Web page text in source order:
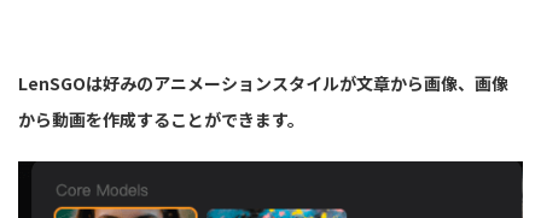
LenSGOは好みのアニメーションスタイルが文章から画像、画像
から動画を作成することができます。